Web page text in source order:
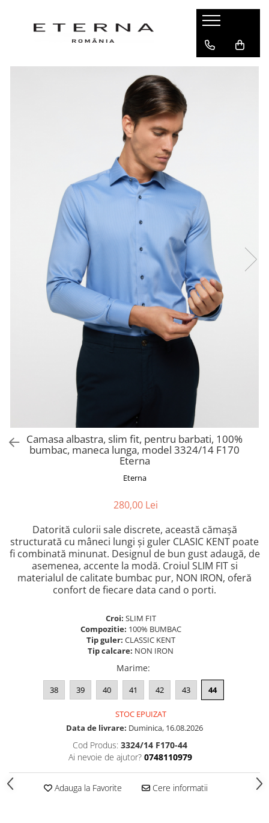
Camasa albastra, slim fit, pentru barbati, 100%
bumbac, maneca lunga, model 3324/14 F170
Eterna
Eterna
280,00 Lei
Datorită culorii sale discrete, această cămașă
structurată cu mâneci lungi și guler CLASIC KENT poate
fi combinată minunat. Designul de bun gust adaugă, de
asemenea, accente la modă. Croiul SLIM FIT si
materialul de calitate bumbac pur, NON IRON, oferă
confort de fiecare data cand o porti.
Croi: SLIM FIT
Compozitie: 100% BUMBAC
Tip guler: CLASSIC KENT
Tip calcare: NON IRON
Marime:
38 39 40 41 42 43 44
STOC EPUIZAT
Data de livrare: Duminica, 16.08.2026
Cod Produs: 3324/14 F170-44
Ai nevoie de ajutor? 0748110979
Adauga la Favorite Cere informatii